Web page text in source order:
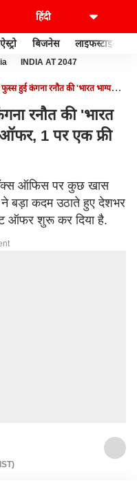
ऐस्ट्रो बिजनेस लाइफस्टाइल
INDIA AT 2047
हुई कंगना रनौत की 'भारत भाग्य
रनौत की 'भारत
ऑफर, 1 पर एक फ्री
बॉक्स ऑफिस पर कुछ खास
ने बड़ा कदम उठाते हुए देशभर
ऑफर शुरू कर दिया है.